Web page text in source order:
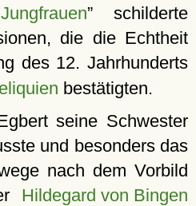
schilderte
die die Echtheit
des 12. Jahrhunderts
bestätigten.
seine Schwester
und besonders das
nach dem Vorbild
Hildegard von Bingen